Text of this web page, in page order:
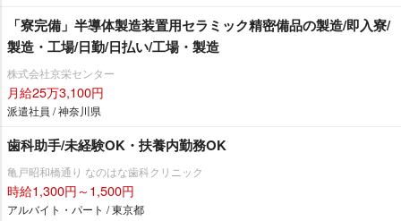
「寮完備」半導体製造装置用セラミック精密備品の製造/即入寮/
製造・工場/日勤/日払い/工場・製造
株式会社京栄センター
月給25万3,100円
派遣社員 / 神奈川県
歯科助手/未経験OK・扶養内勤務OK
亀戸昭和橋通り なのはな歯科クリニック
時給1,300円～1,500円
アルバイト・パート / 東京都